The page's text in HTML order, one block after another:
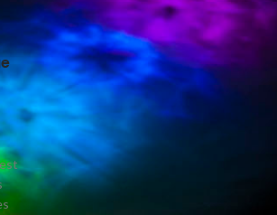
Inspiration
Non classifié(e)
Pierres précieuses
Recent Comments